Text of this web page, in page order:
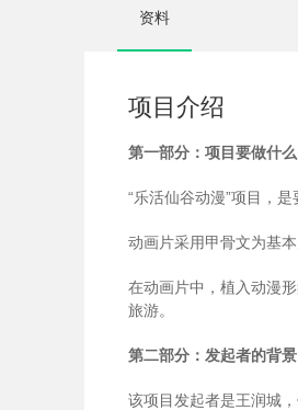
资料
项目介绍
第一部分：项目要做什么
“乐活仙谷动漫”项目，
动画片采用甲骨文为基
在动画片中，植入动漫
旅游。
第二部分：发起者的背景
该项目发起者是王润城